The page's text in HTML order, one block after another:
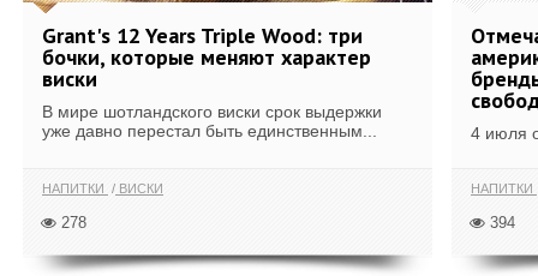
Grant's 12 Years Triple Wood: три
бочки, которые меняют характер
виски
В мире шотландского виски срок выдержки
уже давно перестал быть единственным...
НАПИТКИ ВИСКИ
278
4 июля
НАПИТКИ
394